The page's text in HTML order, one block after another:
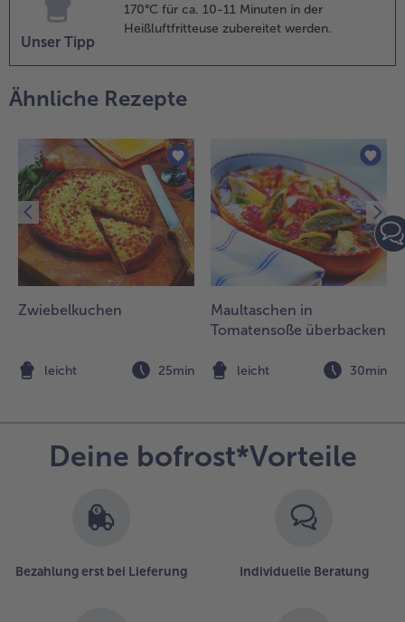
Unser Tipp
170°C für ca. 10-11 Minuten in der
Heißluftfritteuse zubereitet werden.
Ähnliche Rezepte
Zwiebelkuchen
leicht 25min
Maultaschen in
Tomatensoße überbacken
leicht 30min
Deine bofrost*Vorteile
Bezahlung erst bei Lieferung Individuelle Beratung